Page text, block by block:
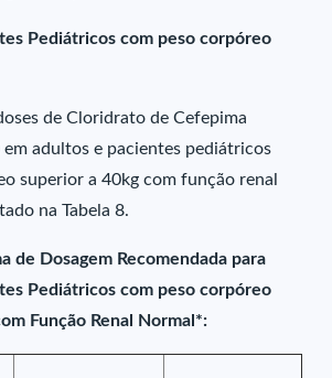
Pediátricos com peso corpóreo
de Cloridrato de Cefepima
em adultos e pacientes pediátricos
superior a 40kg com função renal
na Tabela 8.
de Dosagem Recomendada para
Pediátricos com peso corpóreo
Função Renal Normal*: